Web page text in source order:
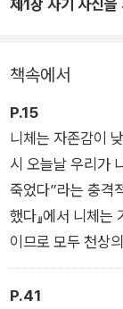
간을 긍정하는 등
수 있다. 자기 자신
사랑하는 소중한
제1장 자기 자신
책속에서
P.15
니체는 자존감이
시 오늘날 우리가
죽었다”라는 충격
했다』에서 니체
이므로 모두 천상
랑하고 긍정하기
생각하기 때문입
P.41